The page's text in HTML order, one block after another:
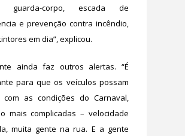
guarda-corpo, escada de
e prevenção contra incêndio,
em dia”, explicou.
ainda faz outros alertas. “É
para que os veículos possam
com as condições do Carnaval,
mais complicadas – velocidade
muita gente na rua. E a gente